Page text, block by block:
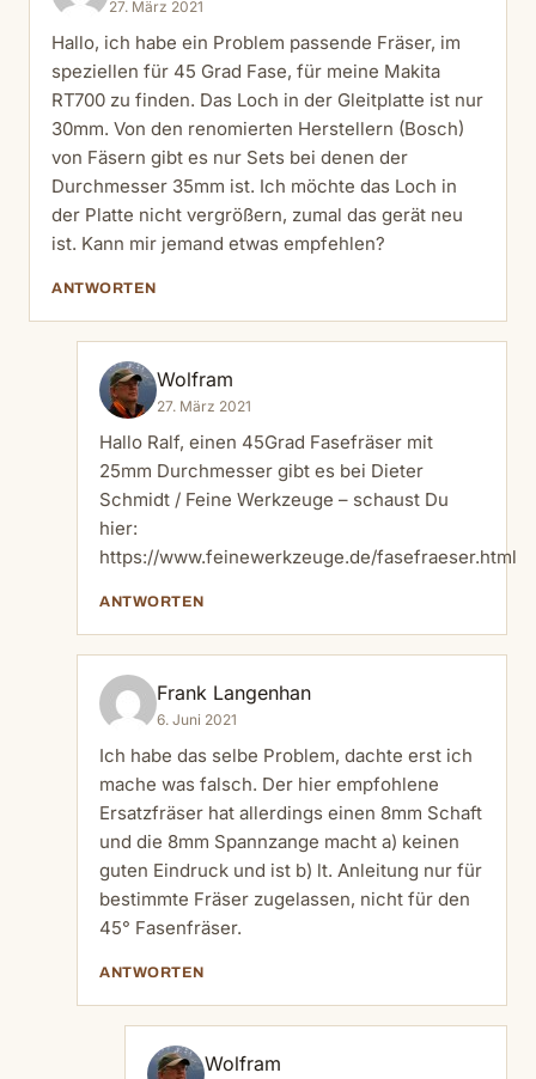
27. März 2021
Hallo, ich habe ein Problem passende Fräser, im
speziellen für 45 Grad Fase, für meine Makita
RT700 zu finden. Das Loch in der Gleitplatte ist nur
30mm. Von den renomierten Herstellern (Bosch)
von Fäsern gibt es nur Sets bei denen der
Durchmesser 35mm ist. Ich möchte das Loch in
der Platte nicht vergrößern, zumal das gerät neu
ist. Kann mir jemand etwas empfehlen?
ANTWORTEN
Wolfram
27. März 2021
Hallo Ralf, einen 45Grad Fasefräser mit
25mm Durchmesser gibt es bei Dieter
Schmidt / Feine Werkzeuge – schaust Du
hier:
https://www.feinewerkzeuge.de/fasefraeser.html
ANTWORTEN
Frank Langenhan
6. Juni 2021
Ich habe das selbe Problem, dachte erst ich
mache was falsch. Der hier empfohlene
Ersatzfräser hat allerdings einen 8mm Schaft
und die 8mm Spannzange macht a) keinen
guten Eindruck und ist b) lt. Anleitung nur für
bestimmte Fräser zugelassen, nicht für den
45° Fasenfräser.
ANTWORTEN
Wolfram